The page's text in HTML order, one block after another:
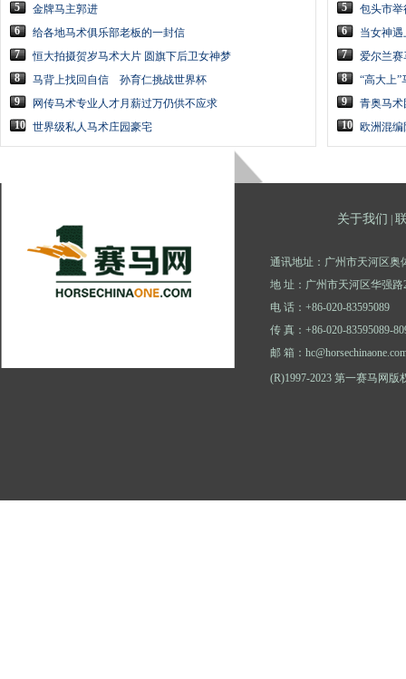
5
金牌马主郭进
6
给各地马术俱乐部老板的一封信
7
恒大拍摄贺岁马术大片 圆旗下后卫女神梦
8
马背上找回自信 孙育仁挑战世界杯
9
网传马术专业人才月薪过万仍供不应求
10 世界级私人马术庄园豪宅
5
包头市举
6
当女神
7
爱尔兰赛
8
“高大上”
9
青奥马术
10
欧洲混
关于我们
通讯地址：广州市天河区奥
地 址：广州市天河区华强路
电 话：+86-020-83595089
传 真：+86-020-83595089-
邮 箱：
(R)1997-2023 第一赛马网版